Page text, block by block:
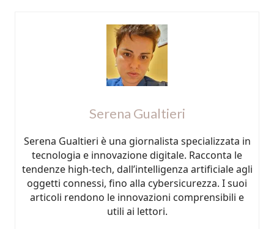
Serena Gualtieri
Serena Gualtieri è una giornalista specializzata in
tecnologia e innovazione digitale. Racconta le
tendenze high-tech, dall’intelligenza artificiale agli
oggetti connessi, fino alla cybersicurezza. I suoi
articoli rendono le innovazioni comprensibili e
utili ai lettori.